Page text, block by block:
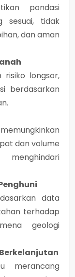
pondasi
sesuai, tidak
dan aman
risiko longsor,
berdasarkan
dan volume
data
terhadap
geologi
merancang